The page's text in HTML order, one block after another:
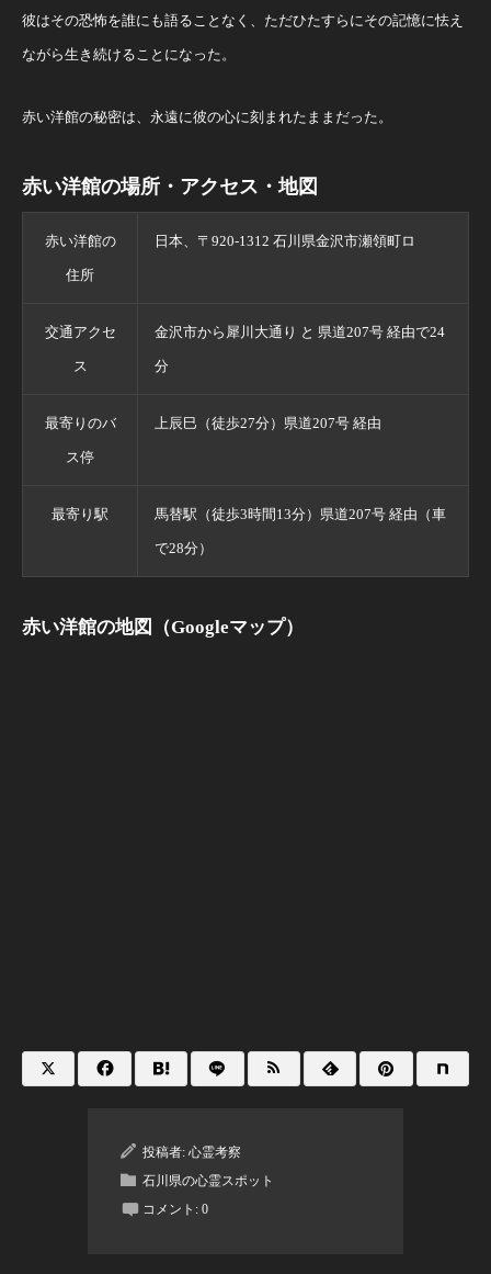
彼はその恐怖を誰にも語ることなく、ただひたすらにその記憶に怯え
ながら生き続けることになった。
赤い洋館の秘密は、永遠に彼の心に刻まれたままだった。
赤い洋館の場所・アクセス・地図
赤い洋館の
住所
日本、〒920-1312 石川県金沢市瀬領町ロ
交通アクセ
ス
金沢市から犀川大通り と 県道207号 経由で24
分
最寄りのバ
ス停
上辰巳（徒歩27分）県道207号 経由
最寄り駅 馬替駅（徒歩3時間13分）県道207号 経由（車
で28分）
赤い洋館の地図（Googleマップ）
投稿者: 心霊考察
石川県の心霊スポット
コメント: 0